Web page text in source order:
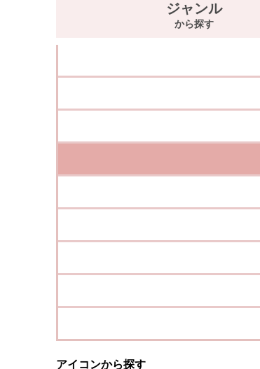
ジャンル
から探す
アイコンから探す